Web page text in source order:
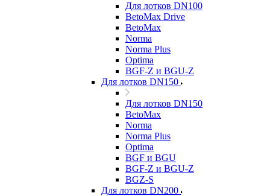
Для лотков DN100
BetoMax Drive
BetoMax
Norma
Norma Plus
Optima
BGF-Z и BGU-Z
Для лотков DN150
Для лотков DN150
BetoMax
Norma
Norma Plus
Optima
BGF и BGU
BGF-Z и BGU-Z
BGZ-S
Для лотков DN200